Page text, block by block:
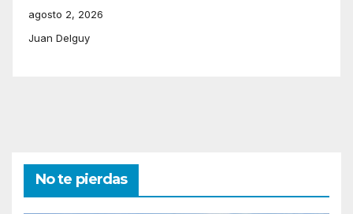
agosto 2, 2026
Juan Delguy
No te pierdas